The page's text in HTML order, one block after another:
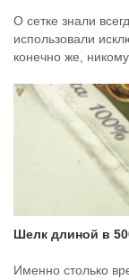
О сетке знали
использовали
конечно же,
Шелк длиной в
Именно столько